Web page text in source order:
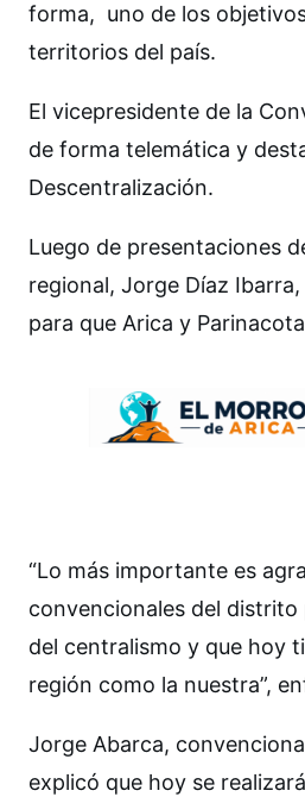
forma, uno de los
territorios del país.
El vicepresidente de la
de forma telemática y
Descentralización.
Luego de presentaciones
regional, Jorge Díaz
para que Arica y
“Lo más importante es
convencionales del
del centralismo y que hoy
región como la nuestra”,
Jorge Abarca,
explicó que hoy se